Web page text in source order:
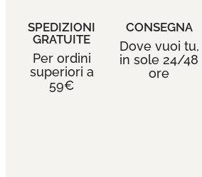
SPEDIZIONI
GRATUITE
Per ordini
superiori a
59€
CONSEGNA
Dove vuoi tu,
in sole 24/48
ore